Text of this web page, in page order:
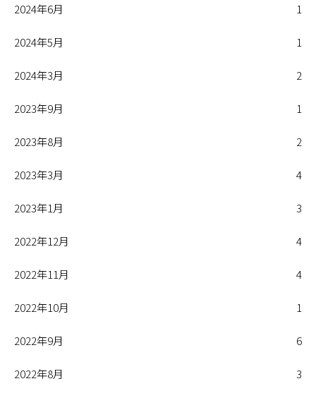
2024年6月 1
2024年5月 1
2024年3月 2
2023年9月 1
2023年8月 2
2023年3月 4
2023年1月 3
2022年12月 4
2022年11月 4
2022年10月 1
2022年9月 6
2022年8月 3